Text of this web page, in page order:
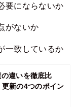
要にならないか
がないか
一致しているか
違いを徹底比
新の4つのポイン